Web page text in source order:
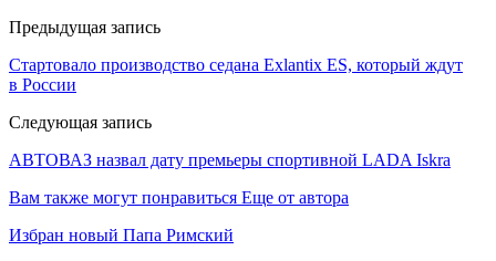
Предыдущая запись
Стартовало производство седана Exlantix ES, который ждут
в России
Следующая запись
АВТОВАЗ назвал дату премьеры спортивной LADA Iskra
Вам также могут понравиться Еще от автора
Избран новый Папа Римский